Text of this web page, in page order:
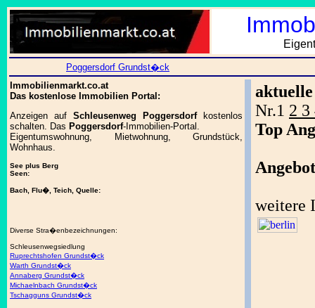
Poggersdorf Grundst�ck
Immobilienmarkt.co.at
Das kostenlose Immobilien Portal:
Anzeigen auf Schleusenweg Poggersdorfkostenlos
schalten. Das Poggersdorf-Immobilien-Portal.
Eigentumswohnung, Mietwohnung, Grundstück,
Wohnhaus.
See plus Berg
Seen:
Bach, Flu�, Teich, Quelle:
Diverse Stra�enbezeichnungen:
Schleusenwegsiedlung
Ruprechtshofen Grundst�ck
Warth Grundst�ck
Annaberg Grundst�ck
Michaelnbach Grundst�ck
Tschagguns Grundst�ck
Nr.1 2 3
Top
weitere